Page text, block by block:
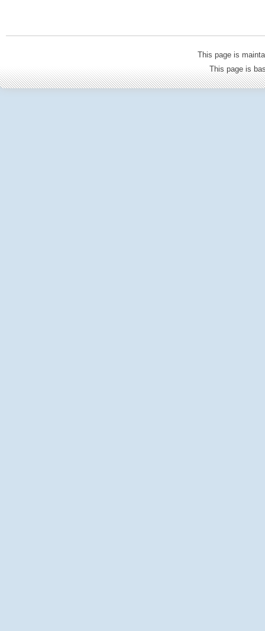
This page is
This page is